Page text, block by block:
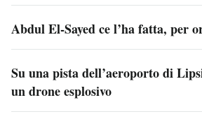
Abdul El-Sayed ce l’ha fatta, per
Su una pista dell’aeroporto di
un drone esplosivo